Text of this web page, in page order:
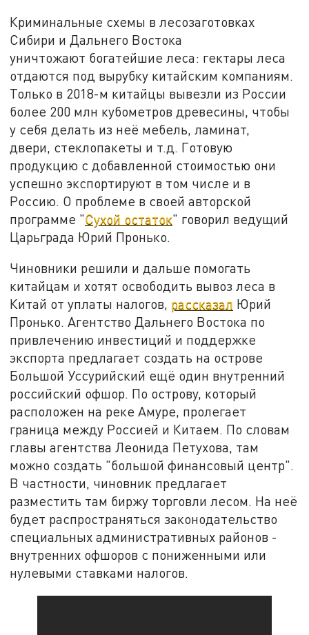
Криминальные схемы в лесозаготовках
Сибири и Дальнего Востока
уничтожают богатейшие леса: гектары леса
отдаются под вырубку китайским компаниям.
Только в 2018-м китайцы вывезли из России
более 200 млн кубометров древесины, чтобы
у себя делать из неё мебель, ламинат,
двери, стеклопакеты и т.д. Готовую
продукцию с добавленной стоимостью они
успешно экспортируют в том числе и в
Россию. О проблеме в своей авторской
программе "Сухой остаток" говорил ведущий
Царьграда Юрий Пронько.
Чиновники решили и дальше помогать
китайцам и хотят освободить вывоз леса в
Китай от уплаты налогов, рассказал Юрий
Пронько. Агентство Дальнего Востока по
привлечению инвестиций и поддержке
экспорта предлагает создать на острове
Большой Уссурийский ещё один внутренний
российский офшор. По острову, который
расположен на реке Амуре, пролегает
граница между Россией и Китаем. По словам
главы агентства Леонида Петухова, там
можно создать "большой финансовый центр".
В частности, чиновник предлагает
разместить там биржу торговли лесом. На неё
будет распространяться законодательство
специальных административных районов -
внутренних офшоров с пониженными или
нулевыми ставками налогов.